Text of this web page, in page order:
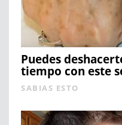
Puedes
tiempo con este
SABIAS ESTO